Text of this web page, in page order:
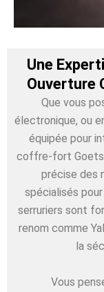
Une
Ouverture
Que vous
électronique, ou
équipée pour
coffre-fort
précise des
spécialisés
serruriers sont
renom comme
la
Vous